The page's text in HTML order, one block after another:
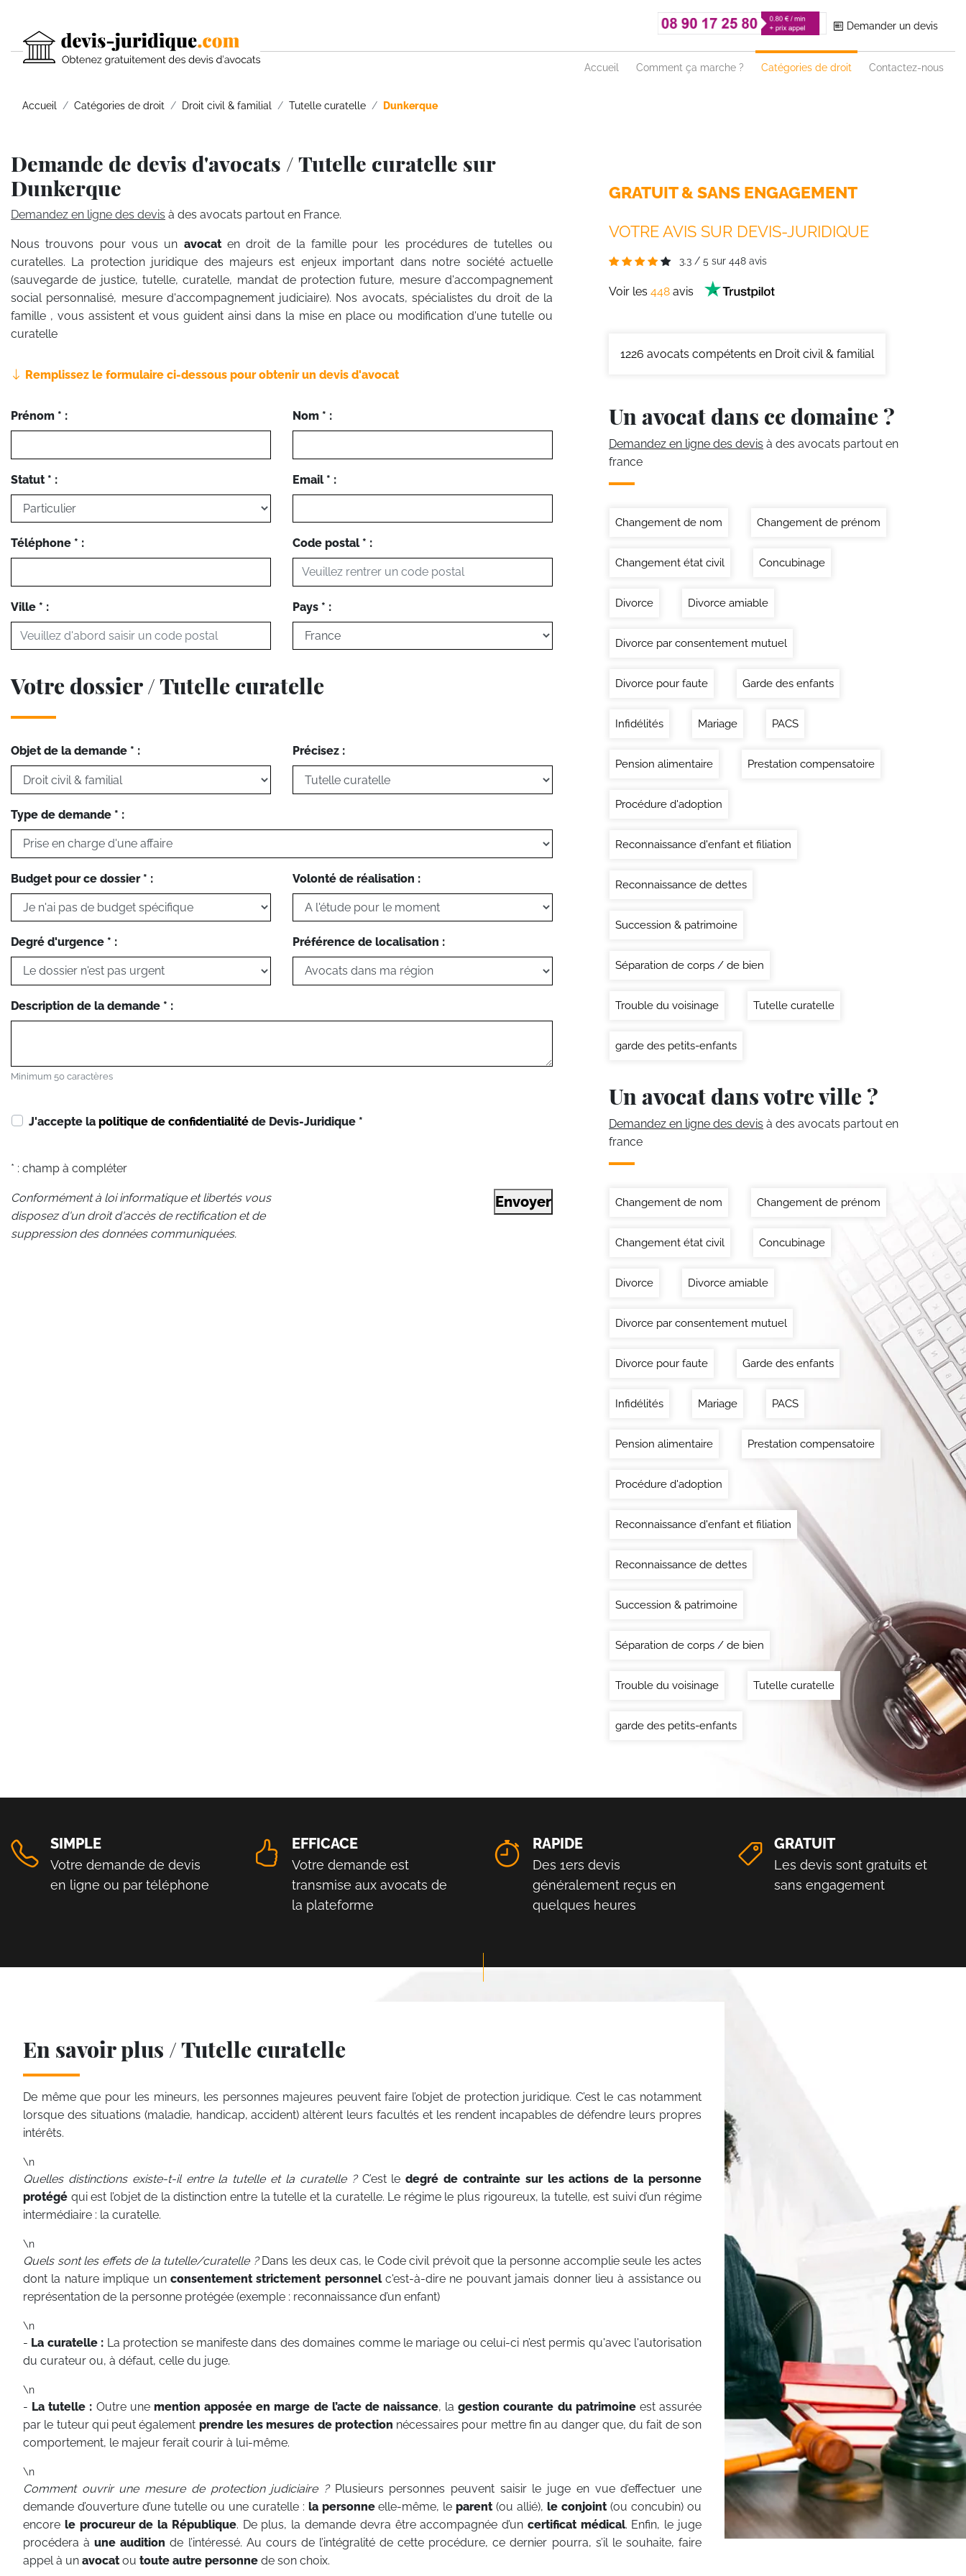
Demander un devis
Accueil Comment ça marche ? Catégories de droit Contactez-nous
Accueil Catégories de droit Droit civil & familial Tutelle curatelle Dunkerque
Demande de devis d'avocats / Tutelle curatelle sur
Dunkerque
Demandez en ligne des devis à des avocats partout en France.
Nous trouvons pour vous un avocat en droit de la famille pour les procédures de tutelles ou
curatelles. La protection juridique des majeurs est enjeux important dans notre société actuelle
(sauvegarde de justice, tutelle, curatelle, mandat de protection future, mesure d'accompagnement
social personnalisé, mesure d'accompagnement judiciaire). Nos avocats, spécialistes du droit de la
famille , vous assistent et vous guident ainsi dans la mise en place ou modification d'une tutelle ou
curatelle
Remplissez le formulaire ci-dessous pour obtenir un devis d'avocat
Prénom * : Nom * :
Statut * : Email * :
Téléphone * : Code postal * :
Ville * : Pays * :
Votre dossier / Tutelle curatelle
Objet de la demande * : Précisez :
Type de demande * :
Budget pour ce dossier * : Volonté de réalisation :
Degré d'urgence * : Préférence de localisation :
Description de la demande * :
Minimum 50 caractères
J'accepte la politique de confidentialité de Devis-Juridique *
* : champ à compléter
Conformément à loi informatique et libertés vous
disposez d'un droit d'accès de rectification et de
suppression des données communiquées.
Envoyer
GRATUIT & SANS ENGAGEMENT
VOTRE AVIS SUR DEVIS-JURIDIQUE
3.3 / 5 sur 448 avis
Voir les 448 avis
1226 avocats compétents en Droit civil & familial
Un avocat dans ce domaine ?
Demandez en ligne des devis à des avocats partout en
france
Changement de nom Changement de prénom
Changement état civil Concubinage
Divorce Divorce amiable
Divorce par consentement mutuel
Divorce pour faute Garde des enfants
Infidélités Mariage PACS
Pension alimentaire Prestation compensatoire
Procédure d'adoption
Reconnaissance d'enfant et filiation
Reconnaissance de dettes
Succession & patrimoine
Séparation de corps / de bien
Trouble du voisinage Tutelle curatelle
garde des petits-enfants
Un avocat dans votre ville ?
Demandez en ligne des devis à des avocats partout en
france
Changement de nom Changement de prénom
Changement état civil Concubinage
Divorce Divorce amiable
Divorce par consentement mutuel
Divorce pour faute Garde des enfants
Infidélités Mariage PACS
Pension alimentaire Prestation compensatoire
Procédure d'adoption
Reconnaissance d'enfant et filiation
Reconnaissance de dettes
Succession & patrimoine
Séparation de corps / de bien
Trouble du voisinage Tutelle curatelle
garde des petits-enfants
SIMPLE
Votre demande de devis
en ligne ou par téléphone
EFFICACE
Votre demande est
transmise aux avocats de
la plateforme
RAPIDE
Des 1ers devis
généralement reçus en
quelques heures
GRATUIT
Les devis sont gratuits et
sans engagement
En savoir plus / Tutelle curatelle
De même que pour les mineurs, les personnes majeures peuvent faire l’objet de protection juridique. C’est le cas notamment
lorsque des situations (maladie, handicap, accident) altèrent leurs facultés et les rendent incapables de défendre leurs propres
intérêts.
\n
Quelles distinctions existe-t-il entre la tutelle et la curatelle ?C’est ledegré de contrainte sur les actions de la personne
protégé qui est l’objet de la distinction entre la tutelle et la curatelle. Le régime le plus rigoureux, la tutelle, est suivi d’un régime
intermédiaire : la curatelle.
\n
Quels sont les effets de la tutelle/curatelle ?Dans les deux cas, le Code civil prévoit que la personne accomplie seule les actes
dont la nature implique un consentement strictement personnelc'est-à-dire ne pouvant jamais donner lieu à assistance ou
représentation de la personne protégée (exemple : reconnaissance d’un enfant)
\n
- La curatelle : La protection se manifeste dans des domaines comme le mariage ou celui-ci n’est permis qu'avec l'autorisation
du curateur ou, à défaut, celle du juge.
\n
- La tutelle : Outre une mention apposée en marge de l’acte de naissance, lagestion courante du patrimoineest assurée
par le tuteur qui peut également prendre les mesures de protection nécessaires pour mettre fin au danger que, du fait de son
comportement, le majeur ferait courir à lui-même.
\n
Comment ouvrir une mesure de protection judiciaire ?Plusieurs personnes peuvent saisir le juge en vue d’effectuer une
demande d’ouverture d’une tutelle ou une curatelle : la personneelle-même, leparent(ou allié),le conjoint(ou concubin) ou
encore le procureur de la République. De plus, la demande devra être accompagnée d’un certificat médical. Enfin, le juge
procédera àune audition de l’intéressé. Au cours de l’intégralité de cette procédure, ce dernier pourra, s’il le souhaite, faire
appel à un avocatou toute autre personne de son choix.